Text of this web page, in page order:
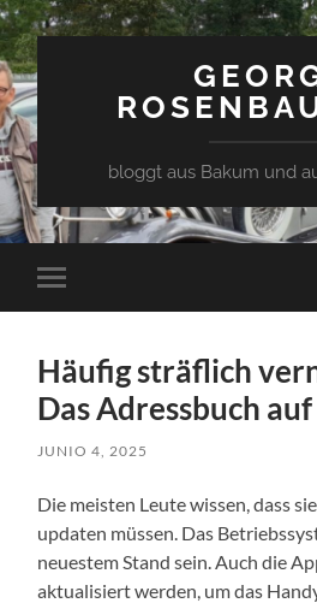
bloggt aus Bakum und
Toggle
mobile
Häufig sträflich
Das Adressbuch
JUNIO 4, 2025
Die meisten Leute wissen, dass
updaten müssen. Das
neuestem Stand sein. Auch die
aktualisiert werden, um das